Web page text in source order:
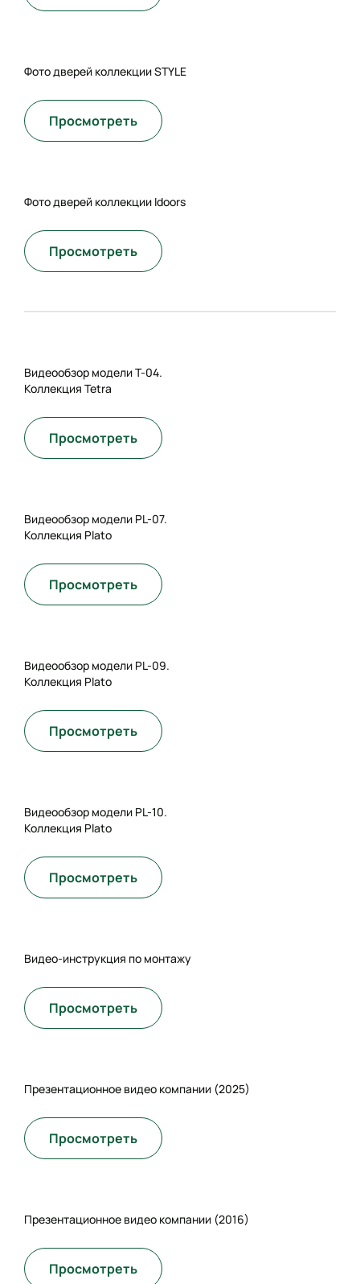
Фото дверей коллекции STYLE
Просмотреть
Фото дверей коллекции Idoors
Просмотреть
Видеообзор модели T-04.
Коллекция Tetra
Просмотреть
Видеообзор модели PL-07.
Коллекция Plato
Просмотреть
Видеообзор модели PL-09.
Коллекция Plato
Просмотреть
Видеообзор модели PL-10.
Коллекция Plato
Просмотреть
Видео-инструкция по монтажу
Просмотреть
Презентационное видео компании (2025)
Просмотреть
Презентационное видео компании (2016)
Просмотреть